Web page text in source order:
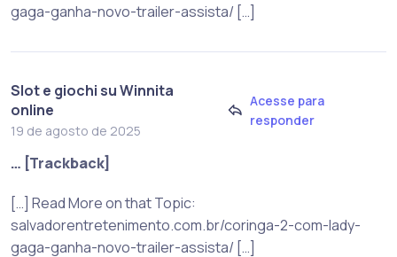
gaga-ganha-novo-trailer-assista/ […]
Slot e giochi su Winnita
online
19 de agosto de 2025
Acesse para
responder
… [Trackback]
[…] Read More on that Topic:
salvadorentretenimento.com.br/coringa-2-com-lady-
gaga-ganha-novo-trailer-assista/ […]